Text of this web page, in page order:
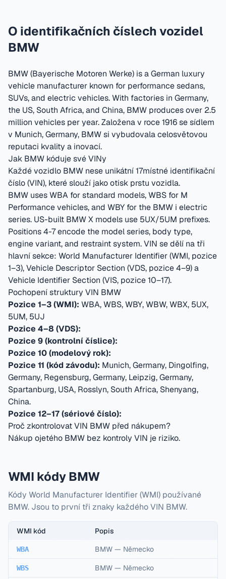
O identifikačních číslech vozidel
BMW
BMW (Bayerische Motoren Werke) is a German luxury
vehicle manufacturer known for performance sedans,
SUVs, and electric vehicles. With factories in Germany,
the US, South Africa, and China, BMW produces over 2.5
million vehicles per year.Založena v roce 1916 se sídlem
v Munich, Germany, BMW si vybudovala celosvětovou
reputaci kvality a inovací.
Jak BMW kóduje své VINy
Každé vozidlo BMW nese unikátní 17místné identifikační
číslo (VIN), které slouží jako otisk prstu vozidla.
BMW uses WBA for standard models, WBS for M
Performance vehicles, and WBY for the BMW i electric
series. US-built BMW X models use 5UX/5UM prefixes.
Positions 4-7 encode the model series, body type,
engine variant, and restraint system.VIN se dělí na tři
hlavní sekce: World Manufacturer Identifier (WMI, pozice
1–3), Vehicle Descriptor Section (VDS, pozice 4–9) a
Vehicle Identifier Section (VIS, pozice 10–17).
Pochopení struktury VIN BMW
Pozice 1–3 (WMI): WBA, WBS, WBY, WBW, WBX, 5UX,
5UM, 5UJ
Pozice 4–8 (VDS):
Pozice 9 (kontrolní číslice):
Pozice 10 (modelový rok):
Pozice 11 (kód závodu): Munich, Germany, Dingolfing,
Germany, Regensburg, Germany, Leipzig, Germany,
Spartanburg, USA, Rosslyn, South Africa, Shenyang,
China.
Pozice 12–17 (sériové číslo):
Proč zkontrolovat VIN BMW před nákupem?
Nákup ojetého BMW bez kontroly VIN je riziko.
WMI kódy BMW
Kódy World Manufacturer Identifier (WMI) používané
BMW. Jsou to první tři znaky každého VIN BMW.
WMI kód Popis
WBA BMW — Německo
WBS BMW — Německo